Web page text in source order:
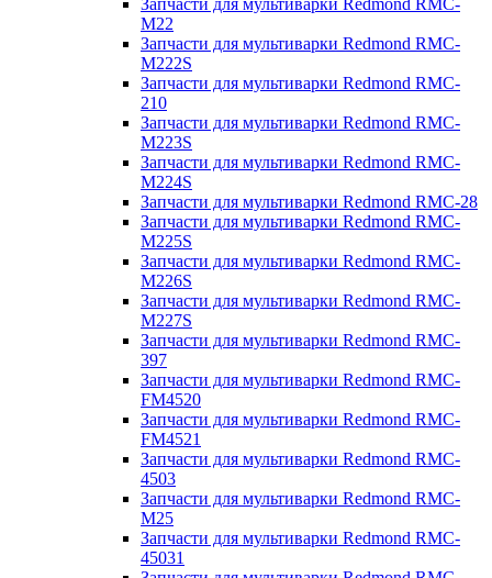
Запчасти для мультиварки Redmond RMC-
M22
Запчасти для мультиварки Redmond RMC-
M222S
Запчасти для мультиварки Redmond RMC-
210
Запчасти для мультиварки Redmond RMC-
M223S
Запчасти для мультиварки Redmond RMC-
M224S
Запчасти для мультиварки Redmond RMC-28
Запчасти для мультиварки Redmond RMC-
M225S
Запчасти для мультиварки Redmond RMC-
M226S
Запчасти для мультиварки Redmond RMC-
M227S
Запчасти для мультиварки Redmond RMC-
397
Запчасти для мультиварки Redmond RMC-
FM4520
Запчасти для мультиварки Redmond RMC-
FM4521
Запчасти для мультиварки Redmond RMC-
4503
Запчасти для мультиварки Redmond RMC-
M25
Запчасти для мультиварки Redmond RMC-
45031